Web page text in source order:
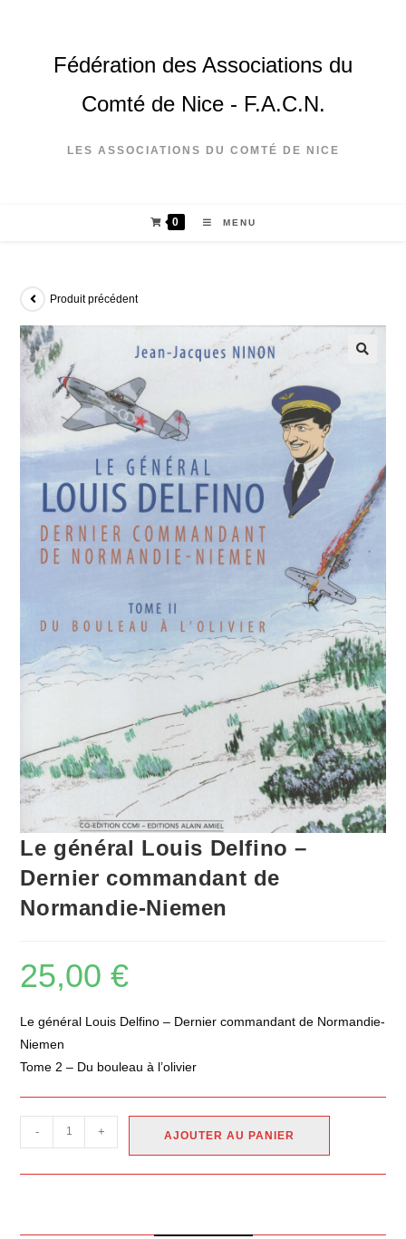
Fédération des Associations du
Comté de Nice - F.A.C.N.
LES ASSOCIATIONS DU COMTÉ DE NICE
0 MENU
Produit précédent
Le général Louis Delfino –
Dernier commandant de
Normandie-Niemen
25,00€
Le général Louis Delfino – Dernier commandant de Normandie-
Niemen
Tome 2 – Du bouleau à l’olivier
- + AJOUTER AU PANIER